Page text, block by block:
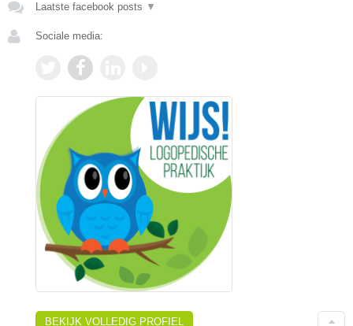
Laatste facebook posts ▼
Sociale media:
BEKIJK VOLLEDIG PROFIEL